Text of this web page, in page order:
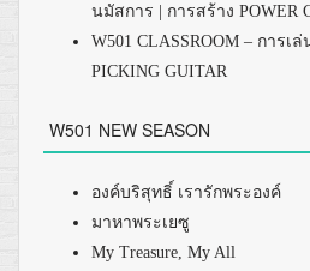
นมัสการ | การสร้าง POWER
W501 CLASSROOM – การเ
PICKING GUITAR
W501 NEW SEASON
องค์บริสุทธิ์ เรารักพระองค์
มาหาพระเยซู
My Treasure, My All